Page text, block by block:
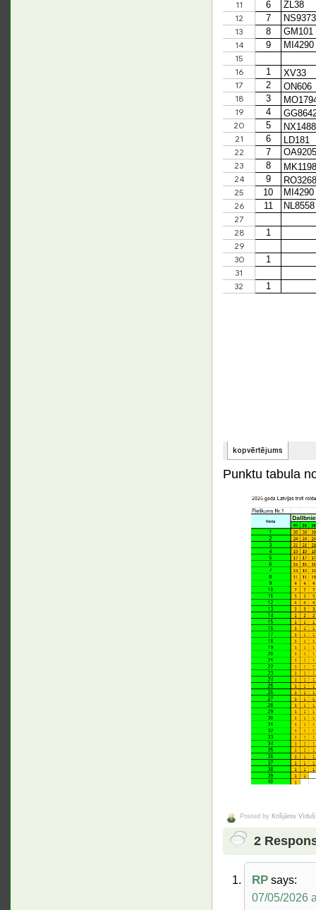
Punktu tabula
Posted by Krišjānis
2
RP says:
07/05/2026